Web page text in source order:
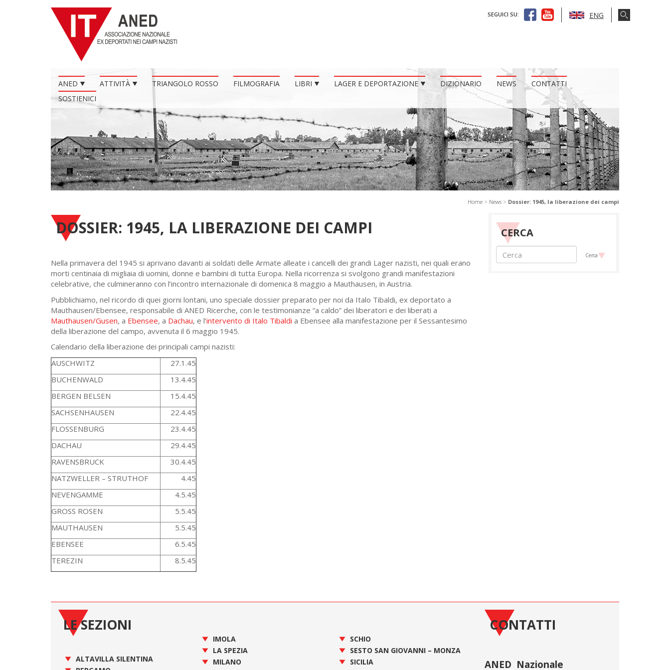
SEGUICI SU: ENG
ANED ATTIVITÀ TRIANGOLO ROSSO FILMOGRAFIA LIBRI LAGER E DEPORTAZIONE DIZIONARIO NEWS
CONTATTI
SOSTIENICI
Home > News > Dossier: 1945, la liberazione dei campi
DOSSIER: 1945, LA LIBERAZIONE DEI CAMPI
Nella primavera del 1945 si aprivano davanti ai soldati delle Armate alleate i cancelli dei grandi Lager nazisti, nei quali erano
morti centinaia di migliaia di uomini, donne e bambini di tutta Europa. Nella ricorrenza si svolgono grandi manifestazioni
celebrative, che culmineranno con l’incontro internazionale di domenica 8 maggio a Mauthausen, in Austria.
Pubblichiamo, nel ricordo di quei giorni lontani, uno speciale dossier preparato per noi da Italo Tibaldi, ex deportato a
Mauthausen/Ebensee, responsabile di ANED Ricerche, con le testimonianze “a caldo” dei liberatori e dei liberati a
Mauthausen/Gusen, a Ebensee, a Dachau, e l’intervento di Italo Tibaldi a Ebensee alla manifestazione per il Sessantesimo
della liberazione del campo, avvenuta il 6 maggio 1945.
Calendario della liberazione dei principali campi nazisti:
AUSCHWITZ
27.1.45
BUCHENWALD
13.4.45
BERGEN BELSEN
15.4.45
SACHSENHAUSEN
22.4.45
FLOSSENBURG
23.4.45
DACHAU
29.4.45
RAVENSBRUCK
30.4.45
NATZWELLER – STRUTHOF
4.45
NEVENGAMME
4.5.45
GROSS ROSEN
5.5.45
MAUTHAUSEN
5.5.45
EBENSEE
6.5.45
TEREZIN
8.5.45
CERCA
Cerca
LE SEZIONI
ALTAVILLA SILENTINA
IMOLA
LA SPEZIA
MILANO
SCHIO
SESTO SAN GIOVANNI – MONZA
SICILIA
CONTATTI
ANED Nazionale